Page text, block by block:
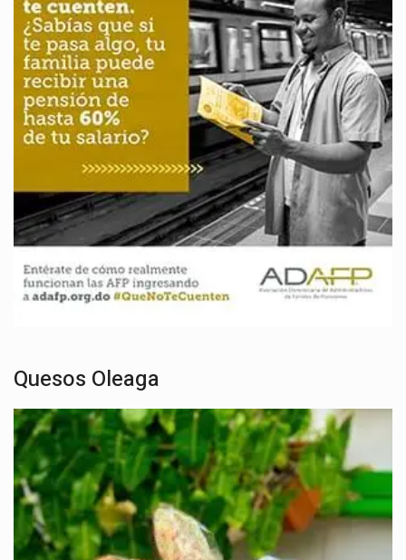
Quesos Oleaga